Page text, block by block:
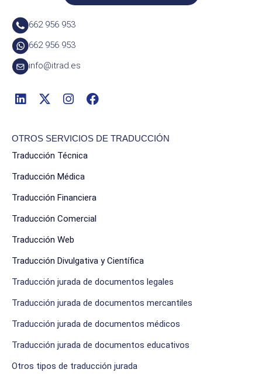
662 956 953
662 956 953
info@itrad.es
OTROS SERVICIOS DE TRADUCCIÓN
Traducción Técnica
Traducción Médica
Traducción Financiera
Traducción Comercial
Traducción Web
Traducción Divulgativa y Científica
Traducción jurada de documentos legales
Traducción jurada de documentos mercantiles
Traducción jurada de documentos médicos
Traducción jurada de documentos educativos
Otros tipos de traducción jurada